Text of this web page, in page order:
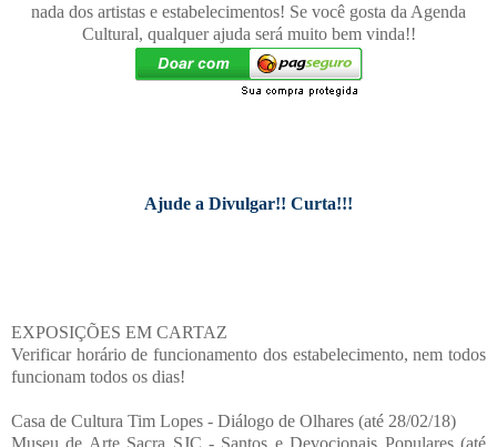
nada dos artistas e estabelecimentos! Se você gosta da Agenda
Cultural, qualquer ajuda será muito bem vinda!!
Ajude a Divulgar!! Curta!!!
EXPOSIÇÕES EM CARTAZ
Verificar horário de funcionamento dos estabelecimento, nem todos
funcionam todos os dias!
Casa de Cultura Tim Lopes - Diálogo de Olhares (até 28/02/18)
Museu de Arte Sacra SJC - Santos e Devocionais Populares (até